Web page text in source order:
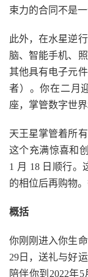
束力的合同不是
此外，在水星逆
脑、智能手机、
其他具有电子元
者）。你在二月
座，掌管数字世
天王星掌管着所
这个充满惊喜和
1 月 18 日顺行。
的相位后再购物。
概括
你刚刚进入你生
29日，送礼与好
陪伴你到2022年